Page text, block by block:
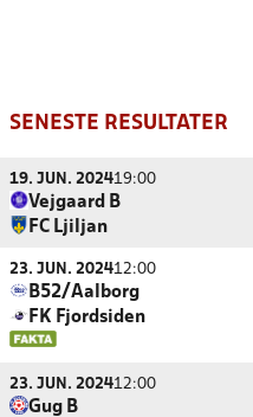
SENESTE RESULTATER
19. JUN. 202419:00
Vejgaard B
FC Ljiljan
23. JUN. 202412:00
B52/Aalborg
FK Fjordsiden
23. JUN. 202412:00
Gug B